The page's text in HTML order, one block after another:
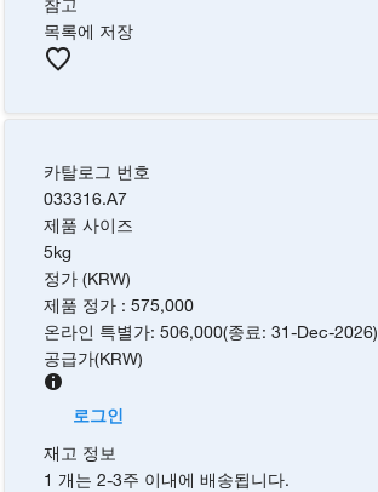
참고
목록에 저장
카탈로그 번호
033316.A7
제품 사이즈
5kg
정가 (KRW)
제품 정가 :575,000
온라인 특별가:506,000(종료:31-Dec-2026)
공급가(KRW)
로그인
재고 정보
1 개는 2-3주 이내에 배송됩니다.